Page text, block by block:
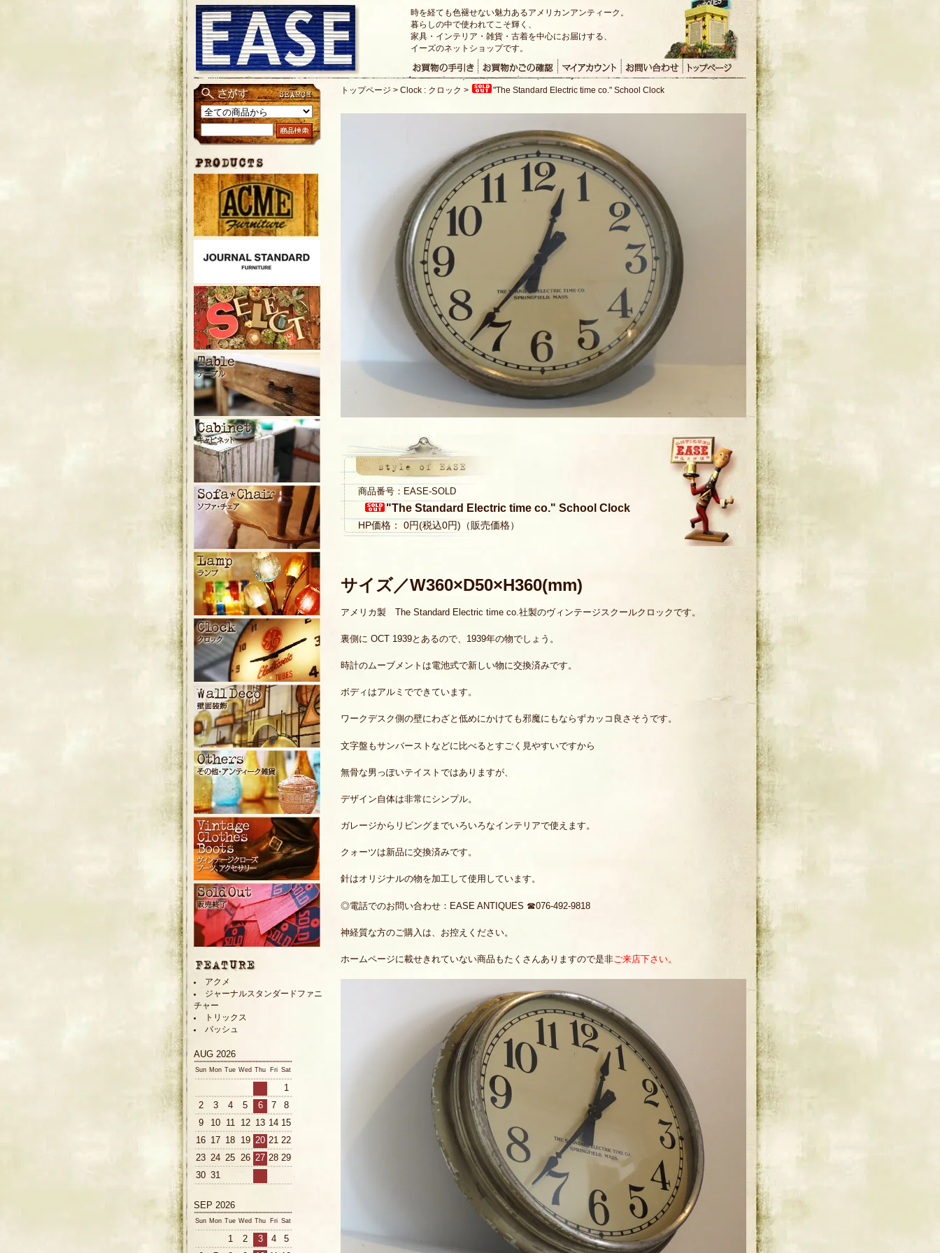
時を経ても色褪せない魅力あるアメリカンアンティーク。
暮らしの中で使われてこそ輝く、
家具・インテリア・雑貨・古着を中心にお届けする、
イーズのネットショップです。
トップページ > Clock : クロック > "The Standard Electric time co." School Clock
商品番号：EASE-SOLD
"The Standard Electric time co." School Clock
HP価格： 0円(税込0円)（販売価格）
サイズ／W360×D50×H360(mm)
アメリカ製 The Standard Electric time co.社製のヴィンテージスクールクロックです。
裏側に OCT 1939とあるので、1939年の物でしょう。
時計のムーブメントは電池式で新しい物に交換済みです。
ボディはアルミでできています。
ワークデスク側の壁にわざと低めにかけても邪魔にもならずカッコ良さそうです。
文字盤もサンバーストなどに比べるとすごく見やすいですから
無骨な男っぽいテイストではありますが、
デザイン自体は非常にシンプル。
ガレージからリビングまでいろいろなインテリアで使えます。
クォーツは新品に交換済みです。
針はオリジナルの物を加工して使用しています。
◎電話でのお問い合わせ：EASE ANTIQUES ☎076-492-9818
神経質な方のご購入は、お控えください。
ホームページに載せきれていない商品もたくさんありますので是非ご来店下さい。
アクメ
ジャーナルスタンダードファニ
チャー
トリックス
バッシュ
AUG 2026
Sun Mon Tue Wed Thu Fri Sat
1
2
3 4 5 6 7
8
9
10 11 12 13 14 15
16 17 18 19 20 21 22
23 24 25 26 27 28 29
30 31
SEP 2026
Sun Mon Tue Wed Thu Fri Sat
1 2 3 4
5